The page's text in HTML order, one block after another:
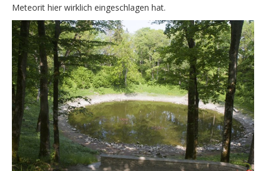
Meteorit hier wirklich eingeschlagen hat.